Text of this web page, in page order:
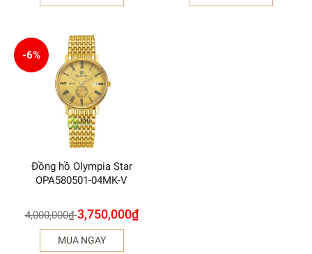
-6%
Đồng hồ Olympia Star
OPA580501-04MK-V
4,000,000₫ 3,750,000₫
MUA NGAY